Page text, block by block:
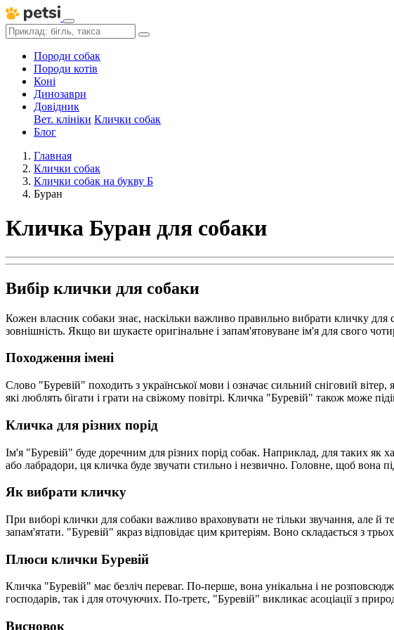
Породи собак
Породи котів
Коні
Динозаври
Довідник
Вет. клініки Клички собак
Блог
Главная
Клички собак
Клички собак на букву Б
Буран
Кличка Буран для собаки
Вибір клички для собаки
Кожен власник собаки знає, наскільки важливо правильно вибрати кличку для
зовнішність. Якщо ви шукаєте оригінальне і запам'ятовуване ім'я для свого
Походження імені
Слово "Буревій" походить з української мови і означає сильний сніговий
які люблять бігати і грати на свіжому повітрі. Кличка "Буревій" також може
Кличка для різних порід
Ім'я "Буревій" буде доречним для різних порід собак. Наприклад, для таких як
або лабрадори, ця кличка буде звучати стильно і незвично. Головне, щоб вона
Як вибрати кличку
При виборі клички для собаки важливо враховувати не тільки звучання, але й
запам'ятати. "Буревій" якраз відповідає цим критеріям. Воно складається з
Плюси клички Буревій
Кличка "Буревій" має безліч переваг. По-перше, вона унікальна і не
господарів, так і для оточуючих. По-третє, "Буревій" викликає асоціації з
Висновок